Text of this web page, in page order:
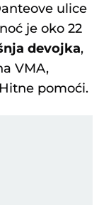
ulice
je oko 22
devojka,
VMA,
pomoći.